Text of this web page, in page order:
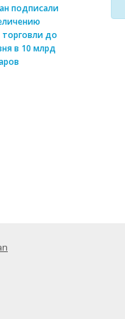
подписали
до
в 10 млрд